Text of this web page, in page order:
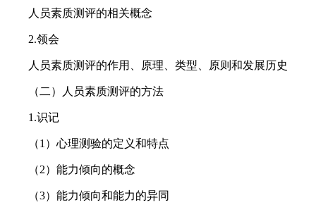
人员素质测评的相关概念
2.领会
人员素质测评的作用、原理、类型、原则和发展历史
（二）人员素质测评的方法
1.识记
（1）心理测验的定义和特点
（2）能力倾向的概念
（3）能力倾向和能力的异同